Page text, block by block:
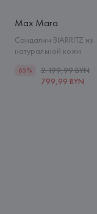
Max Mara
Сандалии BIARRITZ из
натуральной кожи
65%
2 199,99 BYN
799,99 BYN